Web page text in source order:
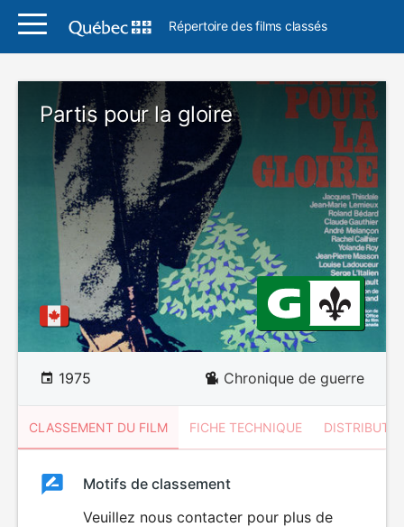
Répertoire des films classés
Partis pour la gloire
1975 Chronique de guerre
CLASSEMENT DU FILM FICHE TECHNIQUE
ClassementClassement
Motifs de classement
Veuillez nous contacter pour plus de